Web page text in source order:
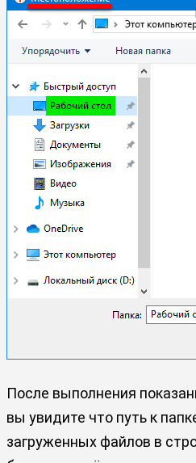
После выполнения
вы увидите что путь к
загруженных файлов в